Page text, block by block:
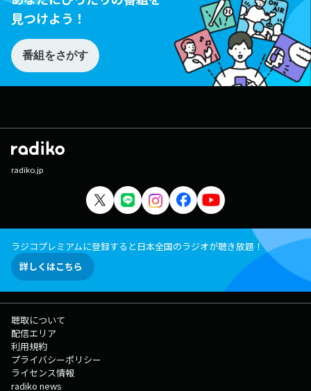
見つけよう！
番組をさがす
radiko.jp
ラジコプレミアムに登録すると日本全国のラジオが聴き放題！
詳しくはこちら
聴取について
配信エリア
利用規約
プライバシーポリシー
ライセンス情報
radiko news